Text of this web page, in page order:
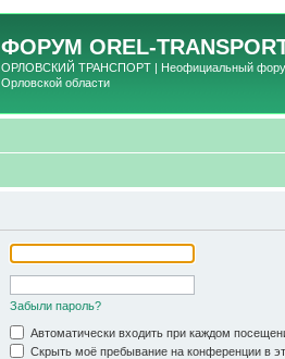
ФОРУМ OREL-
ОРЛОВСКИЙ ТРАНСПОРТ | Неофициальный форум
Орловской области
Забыли пароль?
Автоматически входить при каждом
Скрыть моё пребывание на конференции в